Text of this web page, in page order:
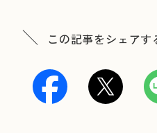
この記事をシェアす